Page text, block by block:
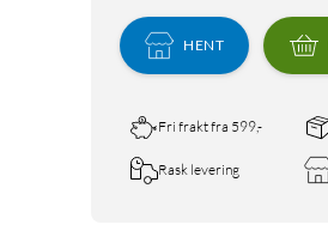
HENT
Fri frakt fra 599,-
Rask levering